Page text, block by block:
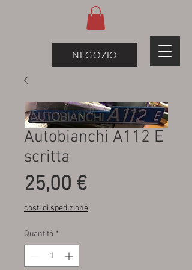
NEGOZIO
Autobianchi A112 E
scritta
25,00 €Prezzo
costi di spedizione
Quantità *